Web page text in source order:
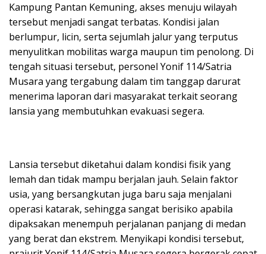
Kampung Pantan Kemuning, akses menuju wilayah
tersebut menjadi sangat terbatas. Kondisi jalan
berlumpur, licin, serta sejumlah jalur yang terputus
menyulitkan mobilitas warga maupun tim penolong. Di
tengah situasi tersebut, personel Yonif 114/Satria
Musara yang tergabung dalam tim tanggap darurat
menerima laporan dari masyarakat terkait seorang
lansia yang membutuhkan evakuasi segera.
Lansia tersebut diketahui dalam kondisi fisik yang
lemah dan tidak mampu berjalan jauh. Selain faktor
usia, yang bersangkutan juga baru saja menjalani
operasi katarak, sehingga sangat berisiko apabila
dipaksakan menempuh perjalanan panjang di medan
yang berat dan ekstrem. Menyikapi kondisi tersebut,